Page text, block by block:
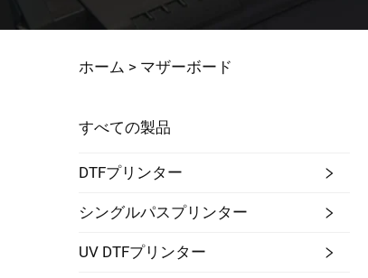
ホーム > マザーボード
すべての製品
DTFプリンター
シングルパスプリンター
UV DTFプリンター